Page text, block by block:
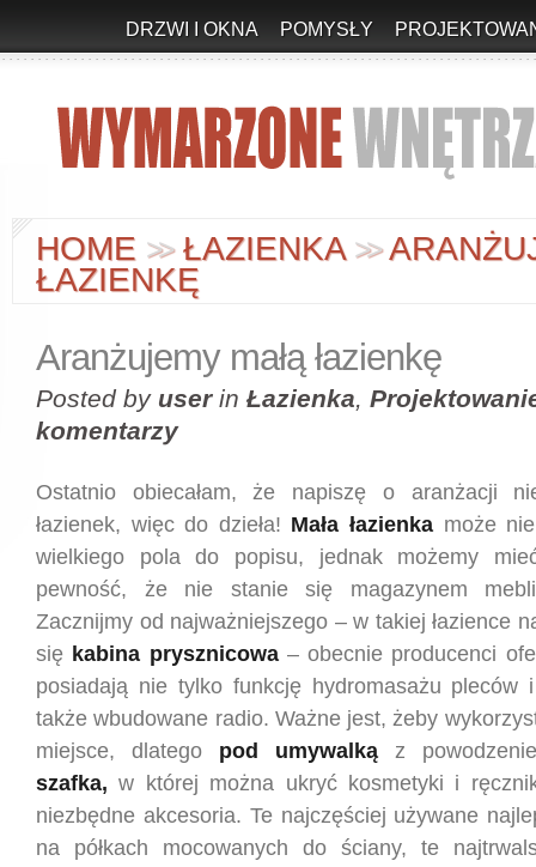
DRZWI I OKNA POMYSŁY
HOME >> ŁAZIENKA >>
ŁAZIENKĘ
Aranżujemy małą łazienkę
Posted by userin Łazienka,
komentarzy
Ostatnio obiecałam, że napiszę o aranżacji
łazienek, więc do dzieła! Mała łazienka może
wielkiego pola do popisu, jednak możemy
pewność, że nie stanie się magazynem mebli
Zacznijmy od najważniejszego – w takiej łazience
się kabina prysznicowa– obecnie producenci
posiadają nie tylko funkcję hydromasażu pleców
także wbudowane radio. Ważne jest, żeby
miejsce, dlatego pod umywalką z
szafka, w której można ukryć kosmetyki i
niezbędne akcesoria. Te najczęściej używane
na półkach mocowanych do ściany, te